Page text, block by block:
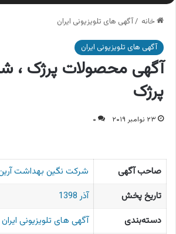
خانه /آگهی های تلویزیونی ایران
آگهی های تلویزیونی ایران
آگهی محصولات پرژک ،
پرژک
۲۳ نوامبر ۲۰۱۹ ۰
صاحب آگهی
شرکت نگین بهداشت
تاریخ پخش
آذر 1398
دسته‌بندی
آگهی های تلویزیونی ایران